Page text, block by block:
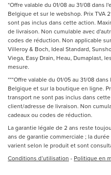
*Offre valable du 01/08 au 31/08 dans
Belgique et sur le webshop. Prix TVA
sont pas inclus dans cette action.
de livraison. Non cumulable avec
codes de réduction. Non applicable
Villeroy & Boch, Ideal Standard,
Viega, Easy Drain, Heau, Dumaplast,
mesure.
***Offre valable du 01/05 au 31/08
Belgique et sur la boutique en ligne.
transport ne sont pas inclus dans
client/adresse de livraison. Non
cadeaux ou codes de réduction.
La garantie légale de 2 ans reste
ans de garantie commerciale ; la
varient selon le produit et sont
Conditions d’utilisation - Politique en